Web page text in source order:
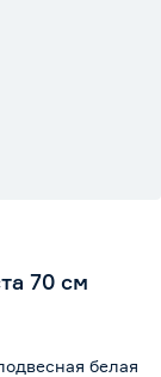
70 см
белая